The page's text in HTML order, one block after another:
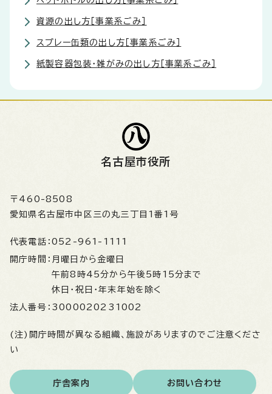
資源の出し方［事業系ごみ］
スプレー缶類の出し方［事業系ごみ］
紙製容器包装・雑がみの出し方［事業系ごみ］
名古屋市役所
〒460-8508
愛知県名古屋市中区三の丸三丁目1番1号
代表電話： 052-961-1111
開庁時間： 月曜日から金曜日
午前8時45分から午後5時15分まで
休日・祝日・年末年始を除く
法人番号： 3000020231002
(注)開庁時間が異なる組織、施設がありますのでご注意くださ
い
庁舎案内 お問い合わせ